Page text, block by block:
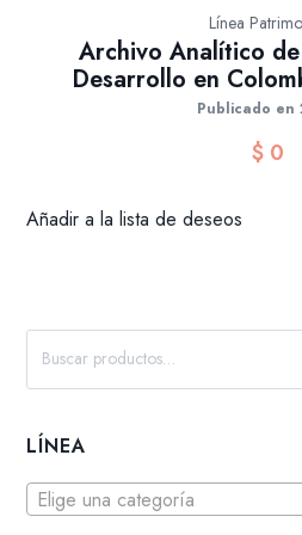
Línea
Archivo Analítico
Desarrollo en
Publicado en
$0
Añadir a la lista de deseos
LÍNEA
Elige una categoría